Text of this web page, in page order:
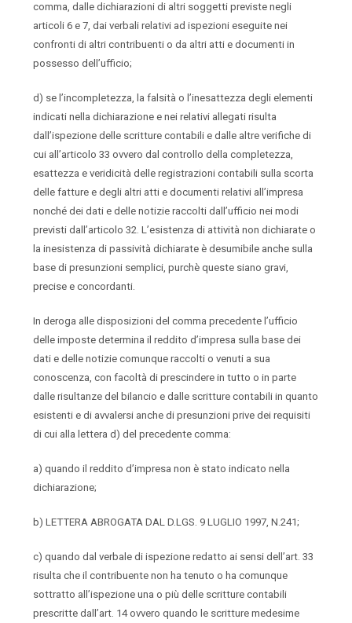
comma, dalle dichiarazioni di altri soggetti previste negli
articoli 6 e 7, dai verbali relativi ad ispezioni eseguite nei
confronti di altri contribuenti o da altri atti e documenti in
possesso dell’ufficio;
d) se l’incompletezza, la falsità o l’inesattezza degli elementi
indicati nella dichiarazione e nei relativi allegati risulta
dall’ispezione delle scritture contabili e dalle altre verifiche di
cui all’articolo 33 ovvero dal controllo della completezza,
esattezza e veridicità delle registrazioni contabili sulla scorta
delle fatture e degli altri atti e documenti relativi all’impresa
nonché dei dati e delle notizie raccolti dall’ufficio nei modi
previsti dall’articolo 32. L’esistenza di attività non dichiarate o
la inesistenza di passività dichiarate è desumibile anche sulla
base di presunzioni semplici, purchè queste siano gravi,
precise e concordanti.
In deroga alle disposizioni del comma precedente l’ufficio
delle imposte determina il reddito d’impresa sulla base dei
dati e delle notizie comunque raccolti o venuti a sua
conoscenza, con facoltà di prescindere in tutto o in parte
dalle risultanze del bilancio e dalle scritture contabili in quanto
esistenti e di avvalersi anche di presunzioni prive dei requisiti
di cui alla lettera d) del precedente comma:
a) quando il reddito d’impresa non è stato indicato nella
dichiarazione;
b) LETTERA ABROGATA DAL D.LGS. 9 LUGLIO 1997, N.241;
c) quando dal verbale di ispezione redatto ai sensi dell’art. 33
risulta che il contribuente non ha tenuto o ha comunque
sottratto all’ispezione una o più delle scritture contabili
prescritte dall’art. 14 ovvero quando le scritture medesime